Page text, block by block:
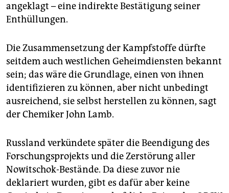
angeklagt – eine indirekte Bestätigung seiner
Enthüllungen.
Die Zusammensetzung der Kampfstoffe dürfte
seitdem auch westlichen Geheimdiensten bekannt
sein; das wäre die Grundlage, einen von ihnen
identifizieren zu können, aber nicht unbedingt
ausreichend, sie selbst herstellen zu können, sagt
der Chemiker John Lamb.
Russland verkündete später die Beendigung des
Forschungsprojekts und die Zerstörung aller
Nowitschok-Bestände. Da diese zuvor nie
deklariert wurden, gibt es dafür aber keine